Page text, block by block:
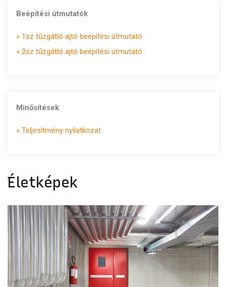
Beépítési útmutatók
» 1sz tűzgátló ajtó beépítési útmutató
» 2sz tűzgátló ajtó beépítési útmutató
Minősítések
» Teljesítmény nyilatkozat
Életképek